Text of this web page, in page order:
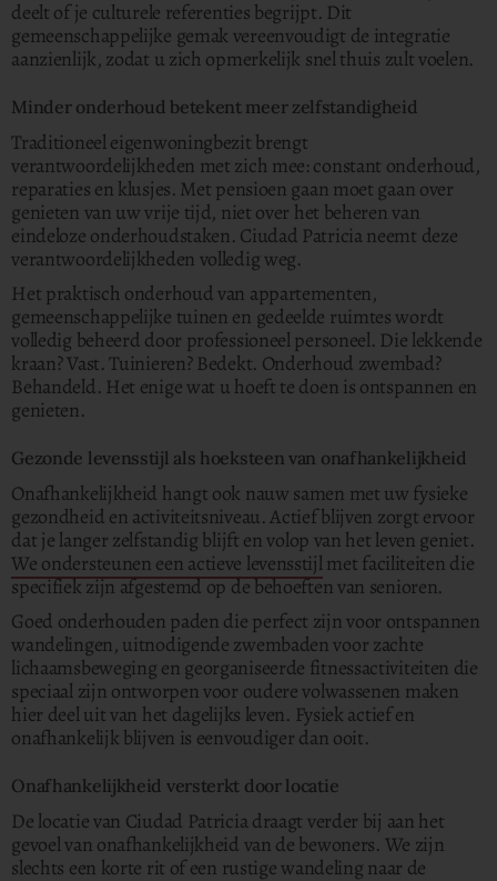
deelt of je culturele referenties begrijpt. Dit
gemeenschappelijke gemak vereenvoudigt de integratie
aanzienlijk, zodat u zich opmerkelijk snel thuis zult voelen.
Minder onderhoud betekent meer zelfstandigheid
Traditioneel eigenwoningbezit brengt
verantwoordelijkheden met zich mee: constant onderhoud,
reparaties en klusjes. Met pensioen gaan moet gaan over
genieten van uw vrije tijd, niet over het beheren van
eindeloze onderhoudstaken. Ciudad Patricia neemt deze
verantwoordelijkheden volledig weg.
Het praktisch onderhoud van appartementen,
gemeenschappelijke tuinen en gedeelde ruimtes wordt
volledig beheerd door professioneel personeel. Die lekkende
kraan? Vast. Tuinieren? Bedekt. Onderhoud zwembad?
Behandeld. Het enige wat u hoeft te doen is ontspannen en
genieten.
Gezonde levensstijl als hoeksteen van onafhankelijkheid
Onafhankelijkheid hangt ook nauw samen met uw fysieke
gezondheid en activiteitsniveau. Actief blijven zorgt ervoor
dat je langer zelfstandig blijft en volop van het leven geniet.
We ondersteunen een actieve levensstijlmet faciliteiten die
specifiek zijn afgestemd op de behoeften van senioren.
Goed onderhouden paden die perfect zijn voor ontspannen
wandelingen, uitnodigende zwembaden voor zachte
lichaamsbeweging en georganiseerde fitnessactiviteiten die
speciaal zijn ontworpen voor oudere volwassenen maken
hier deel uit van het dagelijks leven. Fysiek actief en
onafhankelijk blijven is eenvoudiger dan ooit.
Onafhankelijkheid versterkt door locatie
De locatie van Ciudad Patricia draagt verder bij aan het
gevoel van onafhankelijkheid van de bewoners. We zijn
slechts een korte rit of een rustige wandeling naar de